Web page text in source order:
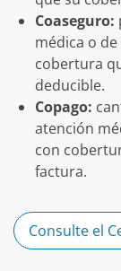
Coaseguro:
médica o
cobertura
deducible.
Copago:
atención
con
factura.
Consulte el